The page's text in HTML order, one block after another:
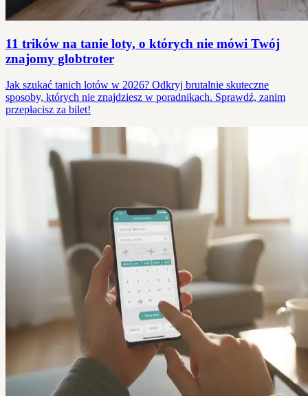
11 trików na tanie loty, o których nie mówi Twój
znajomy globtroter
Jak szukać tanich lotów w 2026? Odkryj brutalnie skuteczne
sposoby, których nie znajdziesz w poradnikach. Sprawdź, zanim
przepłacisz za bilet!